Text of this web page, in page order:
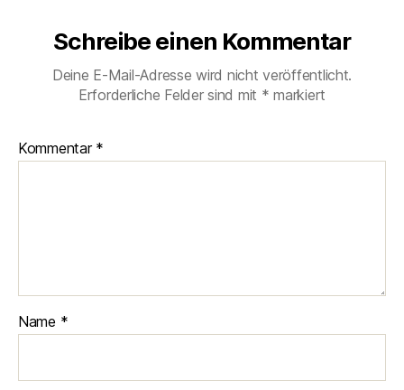
Schreibe einen Kommentar
Deine E-Mail-Adresse wird nicht veröffentlicht.
Erforderliche Felder sind mit * markiert
Kommentar *
Name *